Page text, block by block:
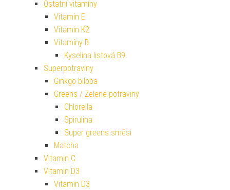
Ostatní vitamíny
Vitamin E
Vitamin K2
Vitamíny B
Kyselina listová B9
Superpotraviny
Ginkgo biloba
Greens / Zelené potraviny
Chlorella
Spirulina
Super greens směsi
Matcha
Vitamin C
Vitamin D3
Vitamin D3